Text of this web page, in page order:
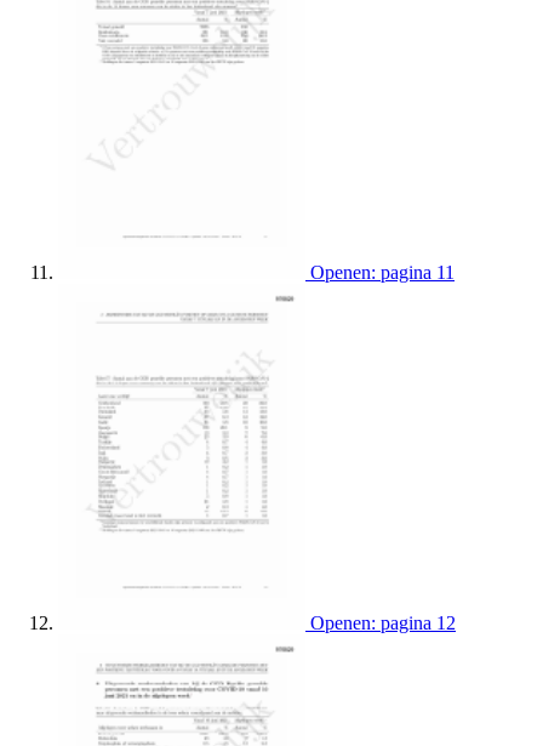
Openen: pagina 11
Openen: pagina 12